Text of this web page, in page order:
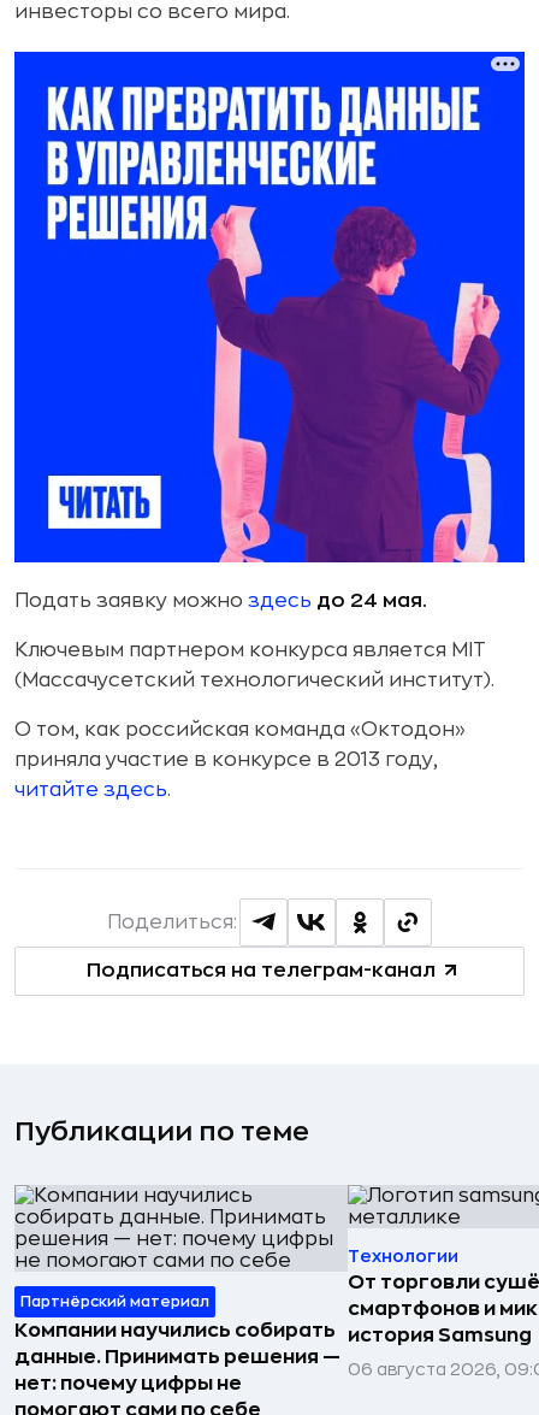
инвесторы со всего мира.
Подать заявку можно здесь до 24 мая.
Ключевым партнером конкурса является MIT
(Массачусетский технологический институт).
О том, как российская команда «Октодон»
приняла участие в конкурсе в 2013 году,
читайте здесь.
Подписаться на телеграм-канал
Поделиться:
Публикации по теме
Партнёрский материал
Компании научились собирать
данные. Принимать решения —
нет: почему цифры не
помогают сами по себе
Технологии
От торговли
смартфонов и
история Samsung
06 августа 2026,